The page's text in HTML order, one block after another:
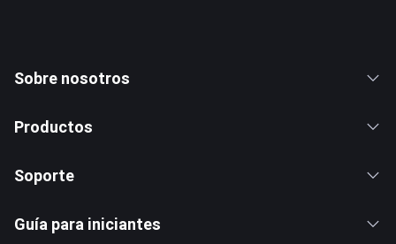
Sobre nosotros
Productos
Soporte
Guía para iniciantes